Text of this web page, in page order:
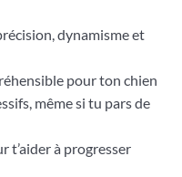
dynamisme et
pour ton chien
même si tu pars de
t’aider à progresser